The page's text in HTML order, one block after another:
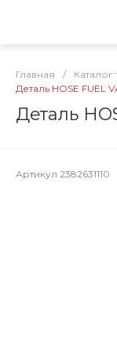
Главная / Каталог
Деталь HOSE FUEL
Деталь
Артикул 2382631110